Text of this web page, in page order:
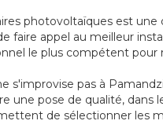
photovoltaïques est
faire appel au meilleur
le plus compétent
s'improvise pas à
une pose de qualité,
de sélectionner les